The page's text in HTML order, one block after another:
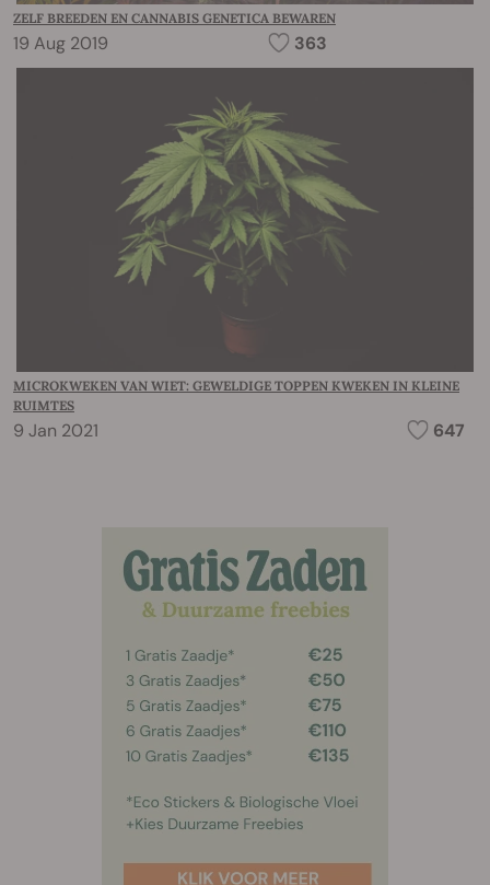
ZELF BREEDEN EN CANNABIS GENETICA BEWAREN
19 Aug 2019 363
MICROKWEKEN VAN WIET: GEWELDIGE TOPPEN KWEKEN IN KLEINE
RUIMTES
9 Jan 2021 647